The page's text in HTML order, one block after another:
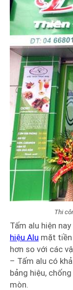
Thi
Tấm alu hiện
hiệu Alu mặt
hơn so với các
– Tấm alu có
bảng hiệu,
mòn.